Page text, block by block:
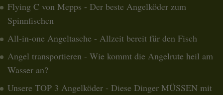
Flying C von Mepps - Der beste Angelköder zum
Spinnfischen
All-in-one Angeltasche - Allzeit bereit für den Fisch
Angel transportieren - Wie kommt die Angelrute heil am
Wasser an?
Unsere TOP 3 Angelköder - Diese Dinger MÜSSEN mit